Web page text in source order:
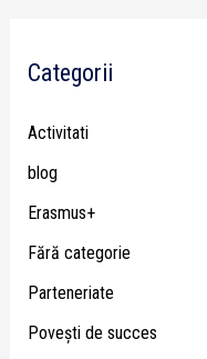
Categorii
Activitati
blog
Erasmus+
Fără categorie
Parteneriate
Poveşti de succes